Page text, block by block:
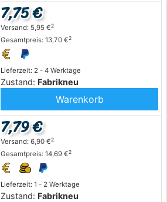
Lieferzeit: 2 - 4 Werktage
Zustand: Fabrikneu
7,75 €
Versand: 5,95 €2
Gesamtpreis: 13,70 €2
Warenkorb
Lieferzeit: 1 - 2 Werktage
Zustand: Fabrikneu
7,79 €
Versand: 6,90 €2
Gesamtpreis: 14,69 €2